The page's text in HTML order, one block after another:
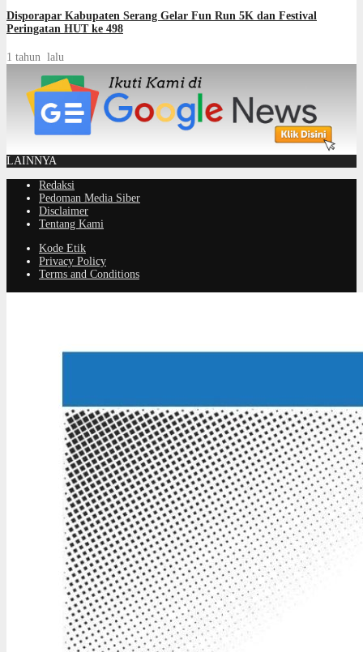
Disporapar Kabupaten Serang Gelar Fun Run 5K dan Festival
Peringatan HUT ke 498
1 tahun lalu
LAINNYA
Redaksi
Pedoman Media Siber
Disclaimer
Tentang Kami
Kode Etik
Privacy Policy
Terms and Conditions